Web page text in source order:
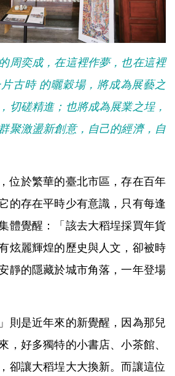
周奕成，在這裡作夢，也在這裡
古時 的曬穀場，將成為展藝之
切磋精進；也將成為展業之埕，
聚激盪新創意，自己的經濟，自
位於繁華的臺北市區，存在百年
的存在平時少有意識，只有每逢
體覺醒：「該去大稻埕採買年貨
炫麗輝煌的歷史與人文，卻被時
靜的隱藏於城市角落，一年登場
則是近年來的新覺醒，因為那兒
，好多獨特的小書店、小茶館、
卻讓大稻埕大大換新。而讓這位